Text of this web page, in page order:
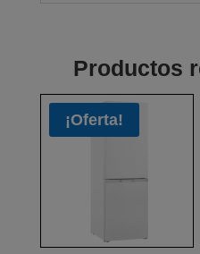
Productos
¡Oferta!